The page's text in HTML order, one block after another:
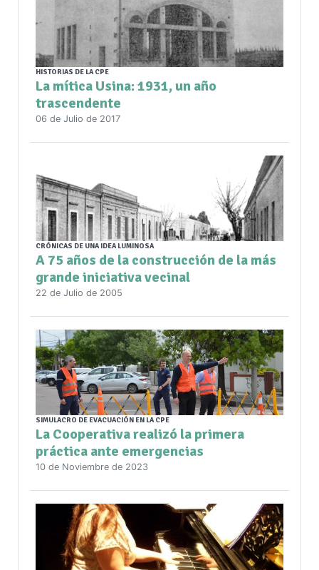
HISTORIAS DE LA CPE
La mítica Usina: 1931, un año
trascendente
06 de Julio de 2017
CRÓNICAS DE UNA IDEA LUMINOSA
A 75 años de la construcción de la más
grande iniciativa vecinal
22 de Julio de 2005
SIMULACRO DE EVACUACIÓN EN LA CPE
La Cooperativa realizó la primera
práctica ante emergencias
10 de Noviembre de 2023